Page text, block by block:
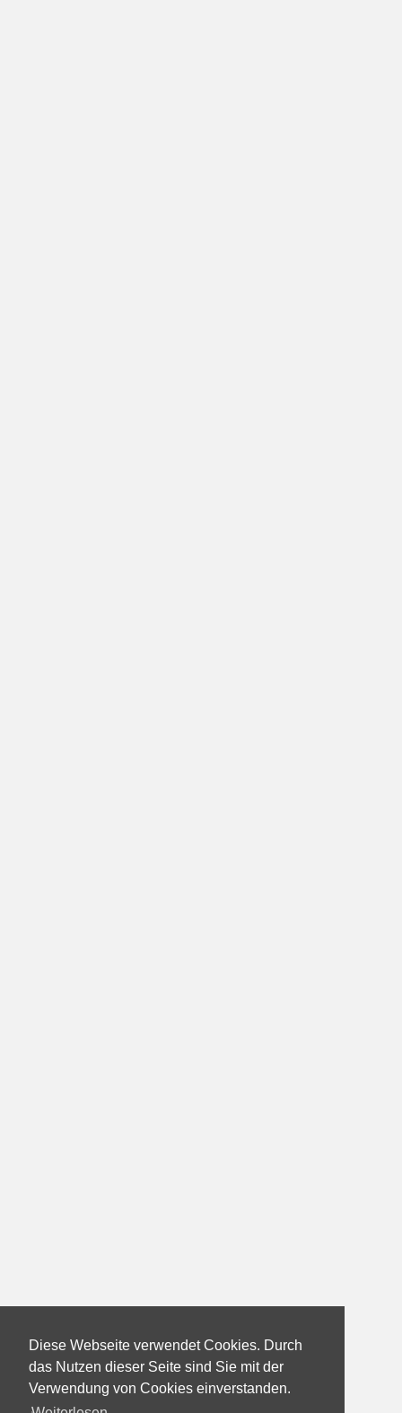
Diese Webseite verwendet Cookies. Durch
das Nutzen dieser Seite sind Sie mit der
Verwendung von Cookies einverstanden.